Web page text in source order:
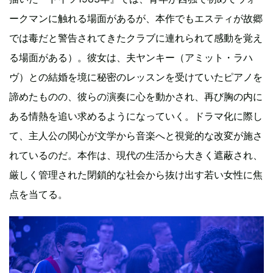
ークマンに触れる場面があるが、本作でもエスティが故郷
では毒だと警告されてきたクラブに連れられて感動を覚え
る場面がある）。彼女は、夫ヤンキー（アミット・ラハ
ヴ）との結婚を境に秘密のレッスンを受けていたピアノを
諦めたものの、彼らの演奏に心を動かされ、再び胸の内に
ある情熱を追い求めるようになっていく。ドラマ化に際し
て、主人公の関心が文学から音楽へと視覚的な改変が施さ
れているのだ。本作は、現代の生活から大きく遮蔽され、
厳しく管理された閉鎖的な社会から抜け出す若い女性に焦
点を当てる。